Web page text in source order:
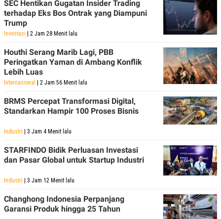
SEC Hentikan Gugatan Insider Trading
terhadap Eks Bos Ontrak yang Diampuni
Trump
Investasi | 2 Jam 28 Menit lalu
Houthi Serang Marib Lagi, PBB
Peringatkan Yaman di Ambang Konflik
Lebih Luas
Internasional | 2 Jam 56 Menit lalu
BRMS Percepat Transformasi Digital,
Standarkan Hampir 100 Proses Bisnis
Industri | 3 Jam 4 Menit lalu
STARFINDO Bidik Perluasan Investasi
dan Pasar Global untuk Startup Industri
Industri | 3 Jam 12 Menit lalu
Changhong Indonesia Perpanjang
Garansi Produk hingga 25 Tahun